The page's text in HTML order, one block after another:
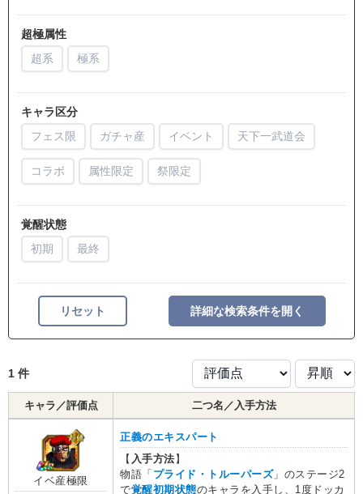
超極属性
超系
極系
キャラ区分
フェス限
ガチャ産 イベント 天下一武道会
コラボ 属性限定 祭限定
覚醒状態
初期
最終
リセット 詳細な検索条件を開く
1 件
キャラ／評価点 二つ名／入手方法
イベ産極限
正義のエキスパート
【 入手方法 】
物語「 プライド・トルーパーズ」のステージ2
で覚醒初期状態のキャラを入手し、1度ドッカ